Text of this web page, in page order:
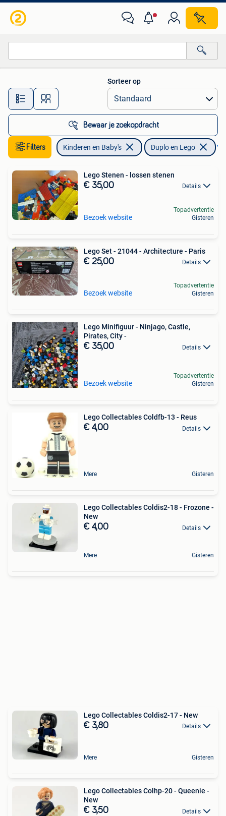
Alle afstanden…
Sorteer op
Bewaar je zoekopdracht
Filters Kinderen en Baby's Duplo en Lego
Lego Stenen - lossen stenen
€ 35,00 Details
Bezoek website
Topadvertentie
Gisteren
Lego Set - 21044 - Architecture - Paris
€ 25,00 Details
Bezoek website
Topadvertentie
Gisteren
Lego Minifiguur - Ninjago, Castle,
Pirates, City -
€ 35,00 Details
Bezoek website
Topadvertentie
Gisteren
Lego Collectables Coldfb-13 - Reus
€ 4,00 Details
Mere Gisteren
Lego Collectables Coldis2-18 - Frozone -
New
€ 4,00 Details
Mere Gisteren
Lego Collectables Coldis2-17 - New
€ 3,80 Details
Mere Gisteren
Lego Collectables Colhp-20 - Queenie -
New
€ 3,50 Details